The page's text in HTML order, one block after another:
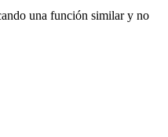
una función similar y no